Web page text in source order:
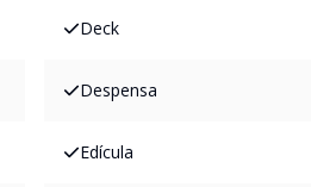
Deck
Despensa
Edícula